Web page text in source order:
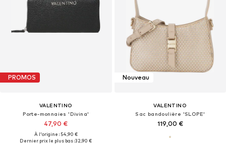
PROMOS
VALENTINO
Porte-monnaies 'Divina'
47,90 €
À l'origine : 54,90 €
Dernier prix le plus bas :32,90 €
Nouveau
VALENTINO
Sac bandoulière 'SLOPE'
119,00 €